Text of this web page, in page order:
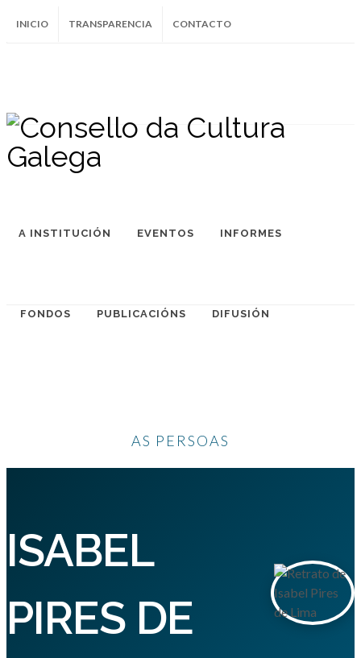
INICIO TRANSPARENCIA CONTACTO
InstagramFacebookTwitter Soundcloud
Youtube
A INSTITUCIÓN EVENTOS INFORMES
FONDOS PUBLICACIÓNS DIFUSIÓN
AS PERSOAS
ISABEL
PIRES DE